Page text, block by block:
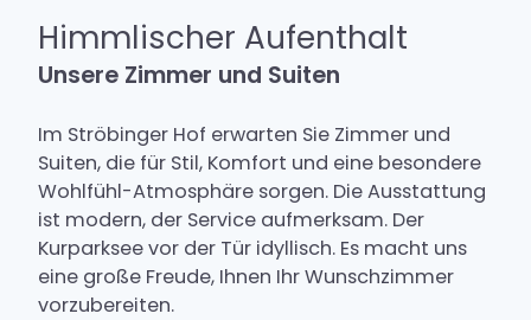
Himmlischer Aufenthalt
Unsere Zimmer und Suiten
Im Ströbinger Hof erwarten Sie Zimmer und
Suiten, die für Stil, Komfort und eine besondere
Wohlfühl-Atmosphäre sorgen. Die Ausstattung
ist modern, der Service aufmerksam. Der
Kurparksee vor der Tür idyllisch. Es macht uns
eine große Freude, Ihnen Ihr Wunschzimmer
vorzubereiten.